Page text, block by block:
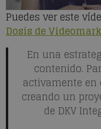
Puedes ver este
Dosis de
En una
contenido.
activamente en
creando un
de DKV